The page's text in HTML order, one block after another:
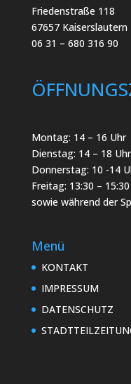
Friedenstraße 118
67657 Kaiserslautern
06 31 – 680 316 90
Montag: 14 – 16 Uhr
Dienstag: 14 – 18 Uhr
Donnerstag: 10 -14
Freitag: 13:30 –
sowie während der
Menü
KONTAKT
IMPRESSUM
DATENSCHUTZ